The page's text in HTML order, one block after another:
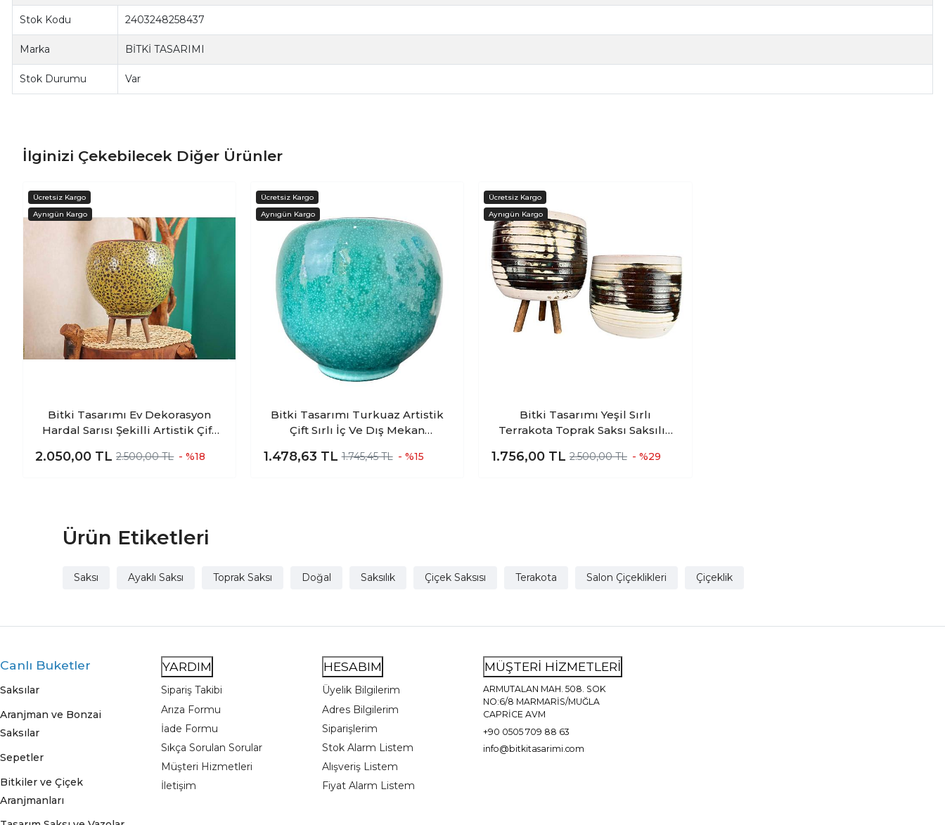
Stok Kodu 2403248258437
Marka BİTKİ TASARIMI
Stok Durumu Var
İlginizi Çekebilecek Diğer Ürünler
Bitki Tasarımı Ev Dekorasyon
Hardal Sarısı Şekilli Artistik Çift
Ayaklı Toprak Terakota Saksı
2.050,00 TL 2.500,00 TL - %18
Bitki Tasarımı Turkuaz Artistik
Çift Sırlı İç Ve Dış Mekan
Saksı Saksılık Salon Çiçeklik
1.478,63 TL 1.745,45 TL - %15
Bitki Tasarımı Yeşil Sırlı
Terrakota Toprak Saksı Saksılık
Ayaklı- 19 CM
1.756,00 TL 2.500,00 TL - %29
Ürün Etiketleri
Saksı Ayaklı Saksı Toprak Saksı Doğal Saksılık Çiçek Saksısı Terakota Salon Çiçeklikleri Çiçeklik
Canlı Buketler
Saksılar
Aranjman ve Bonzai
Saksılar
Sepetler
Bitkiler ve Çiçek
Aranjmanları
YARDIM
Sipariş Takibi
Arıza Formu
İade Formu
Sıkça Sorulan Sorular
Müşteri Hizmetleri
İletişim
HESABIM
Üyelik Bilgilerim
Adres Bilgilerim
Siparişlerim
Stok Alarm Listem
Alışveriş Listem
Fiyat Alarm Listem
MÜŞTERİ HİZMETLERİ
ARMUTALAN MAH. 508. SOK
NO:6/8 MARMARİS/MUĞLA
CAPRİCE AVM
+90 0505 709 88 63
info@bitkitasarimi.com